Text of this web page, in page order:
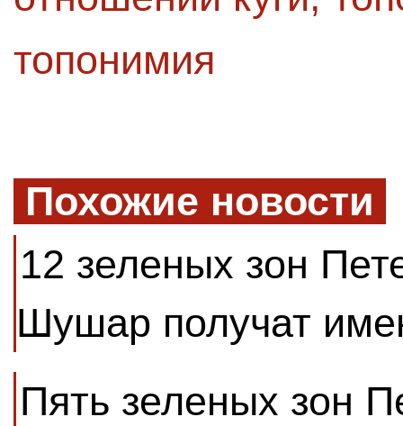
топонимия
Похожие новости
12 зеленых зон
Шушар получат
Пять зеленых зон